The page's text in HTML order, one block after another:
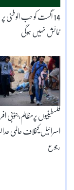
14 اگست کو حب الوطنی پر
نمائش نہیں ہوگی
فلسطینیوں پرمظالم،جنوبی
اسرائیل کیخلاف عالمی
رجوع